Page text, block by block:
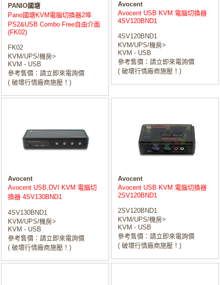
PANIO國塘
Pano國塘KVM電腦切換器2埠
PS2&USB Combo Free自由介面
(FK02)
FK02
KVM/UPS/機房>
KVM - USB
參考售價：請立即來電詢價
( 破壞行情廠商施壓！)
Avocent
Avocent USB KVM 電腦切換器
4SV120BND1
4SV120BND1
KVM/UPS/機房>
KVM - USB
參考售價：請立即來電詢價
( 破壞行情廠商施壓！)
Avocent
Avocent USB,DVI KVM 電腦切
換器 4SV130BND1
4SV130BND1
KVM/UPS/機房>
KVM - USB
參考售價：請立即來電詢價
( 破壞行情廠商施壓！)
Avocent
Avocent USB KVM 電腦切換器
2SV120BND1
2SV120BND1
KVM/UPS/機房>
KVM - USB
參考售價：請立即來電詢價
( 破壞行情廠商施壓！)